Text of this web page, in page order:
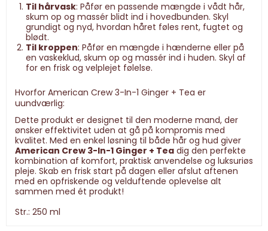
Til hårvask: Påfør en passende mængde i vådt hår,
skum op og massér blidt ind i hovedbunden. Skyl
grundigt og nyd, hvordan håret føles rent, fugtet og
blødt.
Til kroppen: Påfør en mængde i hænderne eller på
en vaskeklud, skum op og massér ind i huden. Skyl af
for en frisk og velplejet følelse.
Hvorfor American Crew 3-In-1 Ginger + Tea er
uundværlig:
Dette produkt er designet til den moderne mand, der
ønsker effektivitet uden at gå på kompromis med
kvalitet. Med en enkel løsning til både hår og hud giver
American Crew 3-In-1 Ginger + Tea dig den perfekte
kombination af komfort, praktisk anvendelse og luksuriøs
pleje. Skab en frisk start på dagen eller afslut aftenen
med en opfriskende og velduftende oplevelse alt
sammen med ét produkt!
Str.: 250 ml